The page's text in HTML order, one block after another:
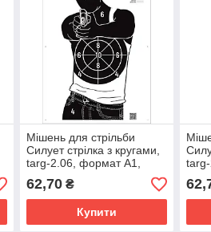
Мішень для стрільби
Силует стрілка з кругами,
targ-2.06, формат А1,
розмір 594х841мм
62,70₴
Купити